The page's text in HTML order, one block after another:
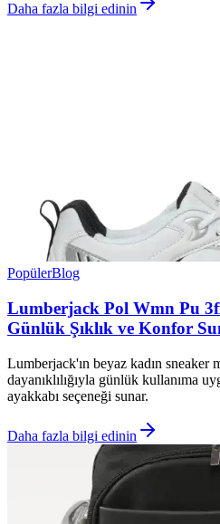
Daha fazla bilgi edinin
PopülerBlog
Lumberjack Pol Wmn Pu
Günlük Şıklık ve Konfor
Lumberjack'ın beyaz kadın sneaker
dayanıklılığıyla günlük kullanıma
ayakkabı seçeneği sunar.
Daha fazla bilgi edinin